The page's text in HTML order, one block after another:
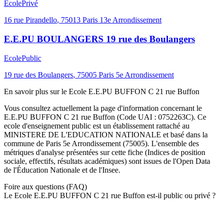
EcolePrivé
16 rue Pirandello, 75013 Paris 13e Arrondissement
E.E.PU BOULANGERS 19 rue des Boulangers
EcolePublic
19 rue des Boulangers, 75005 Paris 5e Arrondissement
En savoir plus sur le Ecole E.E.PU BUFFON C 21 rue Buffon
Vous consultez actuellement la page d'information concernant le
E.E.PU BUFFON C 21 rue Buffon (Code UAI : 0752263C). Ce
ecole d'enseignement public est un établissement rattaché au
MINISTERE DE L'EDUCATION NATIONALE et basé dans la
commune de Paris 5e Arrondissement (75005). L'ensemble des
métriques d'analyse présentées sur cette fiche (Indices de position
sociale, effectifs, résultats académiques) sont issues de l'Open Data
de l'Éducation Nationale et de l'Insee.
Foire aux questions (FAQ)
Le Ecole E.E.PU BUFFON C 21 rue Buffon est-il public ou privé ?